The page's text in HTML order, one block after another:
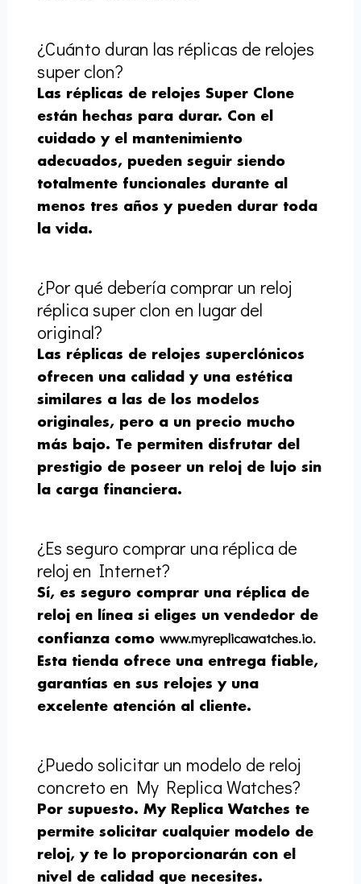
¿Cuánto duran las réplicas de relojes
super clon?
Las réplicas de relojes Super Clone
están hechas para durar. Con el
cuidado y el mantenimiento
adecuados, pueden seguir siendo
totalmente funcionales durante al
menos tres años y pueden durar toda
la vida.
¿Por qué debería comprar un reloj
réplica super clon en lugar del
original?
Las réplicas de relojes superclónicos
ofrecen una calidad y una estética
similares a las de los modelos
originales, pero a un precio mucho
más bajo. Te permiten disfrutar del
prestigio de poseer un reloj de lujo sin
la carga financiera.
¿Es seguro comprar una réplica de
reloj en Internet?
Sí, es seguro comprar una réplica de
reloj en línea si eliges un vendedor de
confianza comowww.myreplicawatches.io.
Esta tienda ofrece una entrega fiable,
garantías en sus relojes y una
excelente atención al cliente.
¿Puedo solicitar un modelo de reloj
concreto en My Replica Watches?
Por supuesto. My Replica Watches te
permite solicitar cualquier modelo de
reloj, y te lo proporcionarán con el
nivel de calidad que necesites.